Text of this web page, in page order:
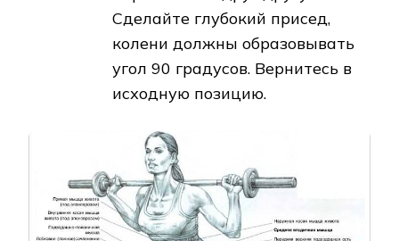
Сделайте глубокий присед,
колени должны образовывать
угол 90 градусов. Вернитесь в
исходную позицию.